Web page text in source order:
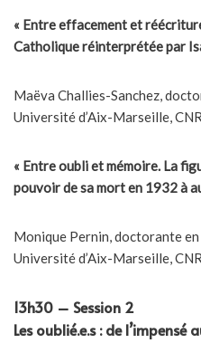
« Entre effacement et
Catholique réinterprétée par
Maëva Challies-Sanchez,
Université d’Aix-Marseille,
« Entre oubli et mémoire. La
pouvoir de sa mort en 1932 à
Monique Pernin, doctorante
Université d’Aix-Marseille,
13h30 – Session 2
Les oublié.e.s : de l’impensé